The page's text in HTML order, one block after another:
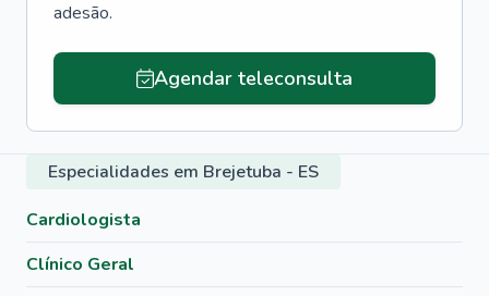
adesão.
Agendar teleconsulta
Especialidades em Brejetuba - ES
Cardiologista
Clínico Geral